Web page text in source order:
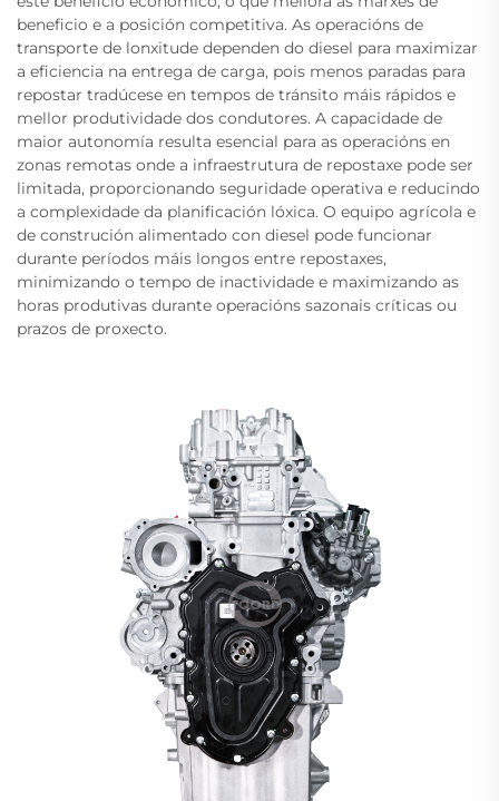
beneficio e a posición competitiva. As operacións de
transporte de lonxitude dependen do diesel para maximizar
a eficiencia na entrega de carga, pois menos paradas para
repostar tradúcese en tempos de tránsito máis rápidos e
mellor produtividade dos condutores. A capacidade de
maior autonomía resulta esencial para as operacións en
zonas remotas onde a infraestrutura de repostaxe pode ser
limitada, proporcionando seguridade operativa e reducindo
a complexidade da planificación lóxica. O equipo agrícola e
de construción alimentado con diesel pode funcionar
durante períodos máis longos entre repostaxes,
minimizando o tempo de inactividade e maximizando as
horas produtivas durante operacións sazonais críticas ou
prazos de proxecto.